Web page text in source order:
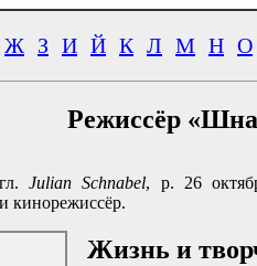
Ж З И Й К Л М Н О
Режиссёр
Julian Schnabel, р. 26
кинорежиссёр.
Жизнь и